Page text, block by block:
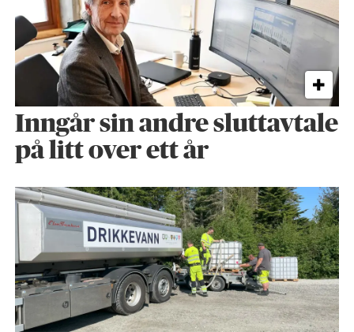
Inngår sin andre sluttavtale
på litt over ett år